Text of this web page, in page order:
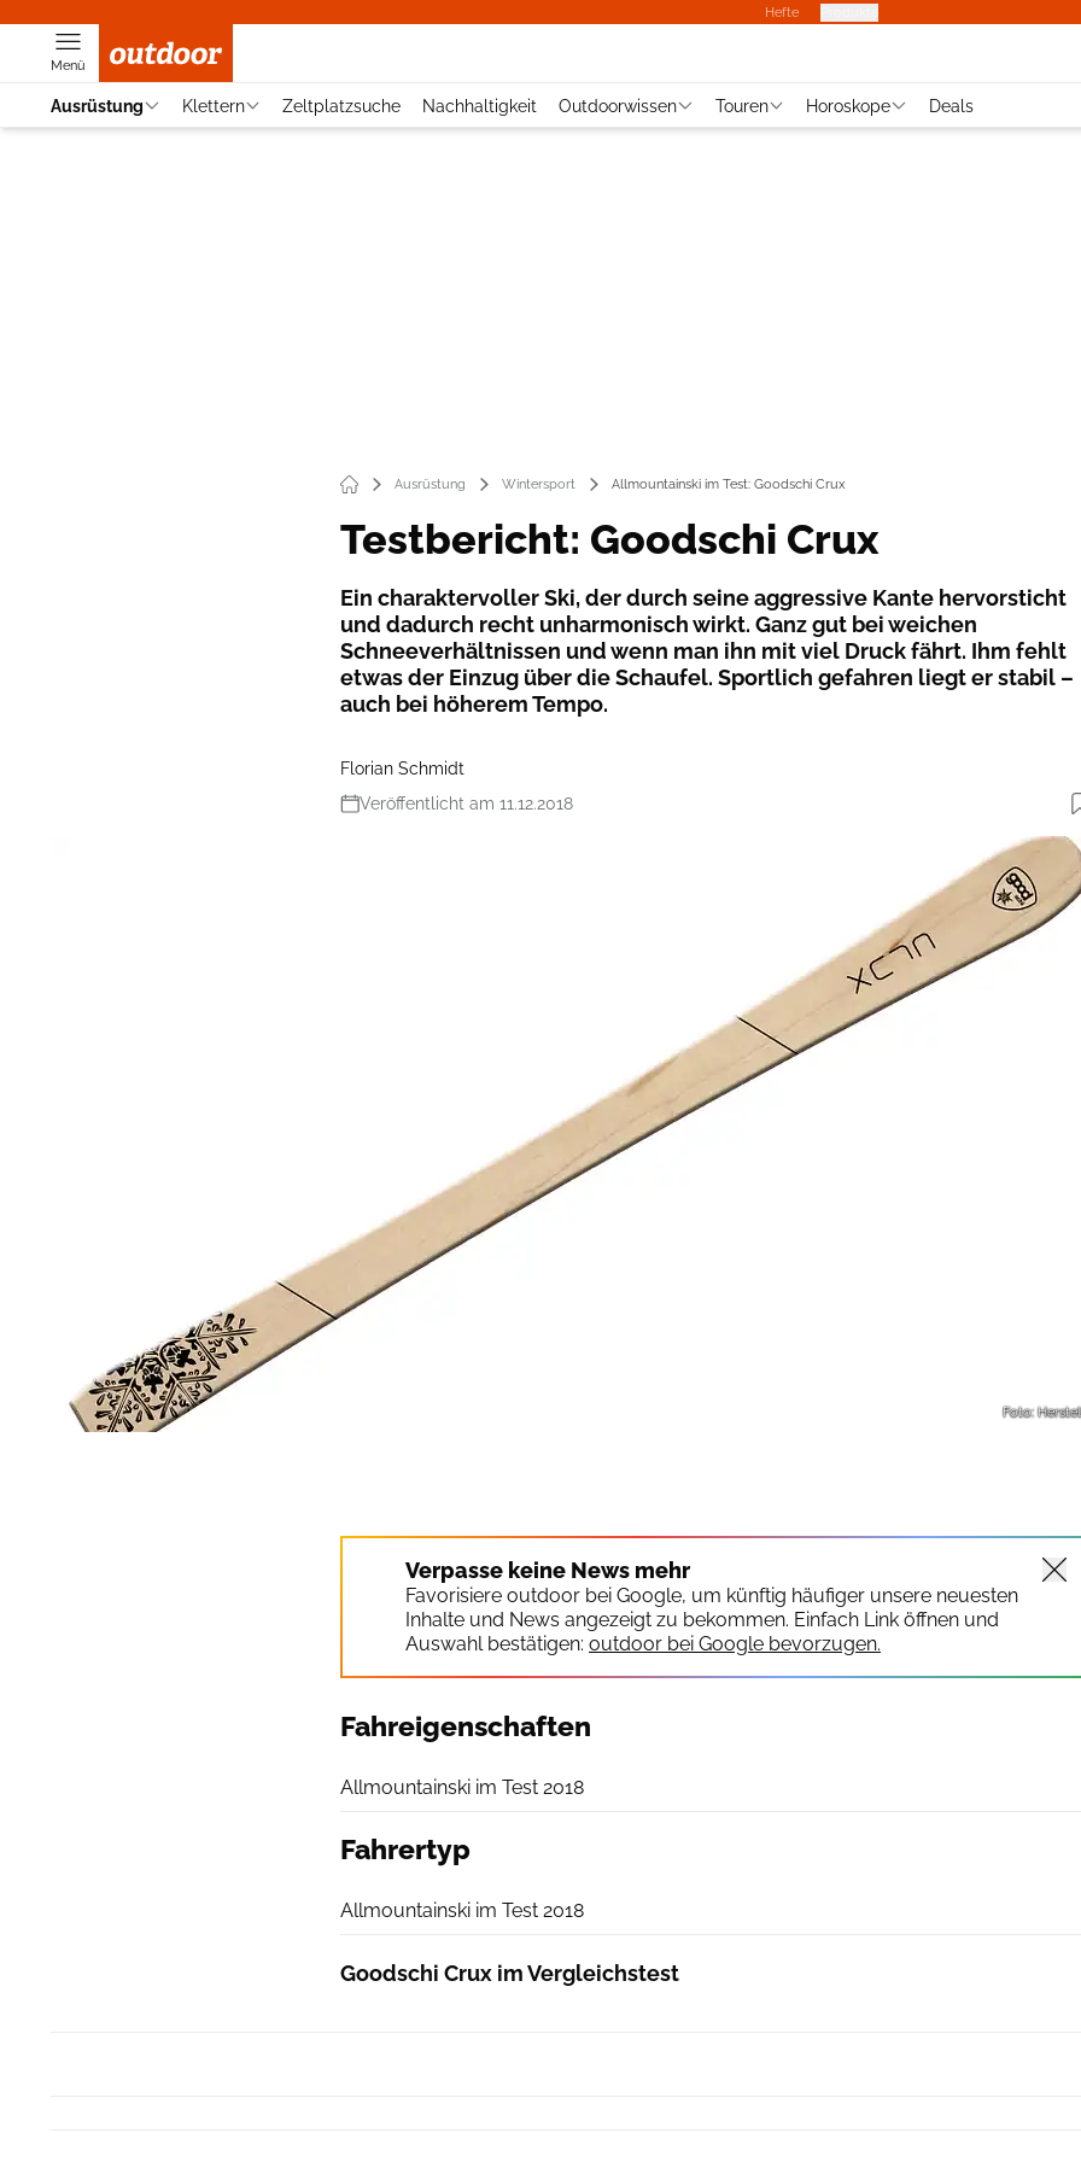
Hefte
Menü
Ausrüstung Klettern Zeltplatzsuche Nachhaltigkeit Outdoorwissen Touren Horoskope Deals
Ausrüstung Wintersport Allmountainski im Test: Goodschi Crux
Testbericht: Goodschi Crux
Ein charaktervoller Ski, der durch seine aggressive Kante hervorsticht
und dadurch recht unharmonisch wirkt. Ganz gut bei weichen
Schneeverhältnissen und wenn man ihn mit viel Druck fährt. Ihm fehlt
etwas der Einzug über die Schaufel. Sportlich gefahren liegt er stabil –
auch bei höherem Tempo.
Florian Schmidt
Veröffentlicht am 11.12.2018
Foto:
Verpasse keine News mehr
Favorisiere outdoor bei Google, um künftig häufiger unsere neuesten
Inhalte und News angezeigt zu bekommen. Einfach Link öffnen und
Auswahl bestätigen: outdoor bei Google bevorzugen.
Fahreigenschaften
Allmountainski im Test 2018
Fahrertyp
Allmountainski im Test 2018
Goodschi Crux im Vergleichstest